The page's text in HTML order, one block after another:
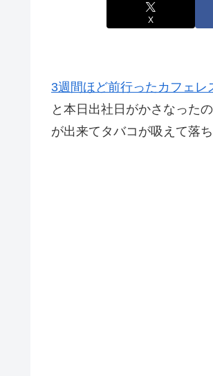
X
3週間ほど前行ったカフェ
と本日出社日がかさなった
が出来てタバコが吸えて落